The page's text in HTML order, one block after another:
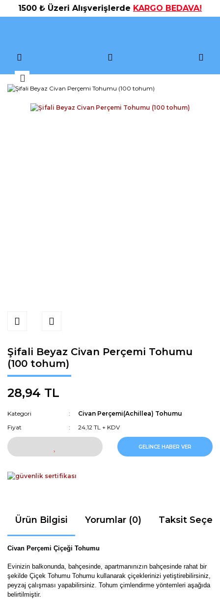
1500 ₺ Üzeri Alışverişlerde KARGO BEDAVA!
Şifali Beyaz Civan Perçemi Tohumu
(100 tohum)
28,94 TL
Kategori
Civan Perçemi(Achillea) Tohumu
Fiyat
24,12 TL + KDV
GELİNCE HABER VER
Ürün Bilgisi Yorumlar (0) Taksit
Civan Perçemi Çiçeği Tohumu
Evinizin balkonunda, bahçesinde, apartmanınızın bahçesinde rahat bir
şekilde Çiçek Tohumu Tohumu kullanarak çiçeklerinizi yetiştirebilirsiniz,
peyzaj çalışması yapabilirsiniz. Tohum çimlendirme yöntemleri aşağıda
belirtilmiştir.